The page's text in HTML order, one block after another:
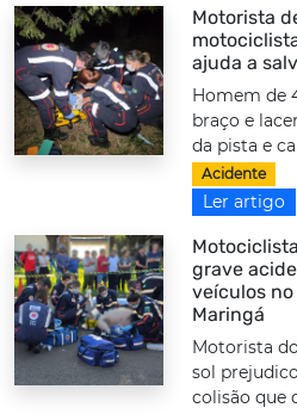
Motorista
ajuda a
Homem de
braço e
da pista e
Acidente
Ler artigo
grave
veículos
Maringá
Motorista
sol
colisão que